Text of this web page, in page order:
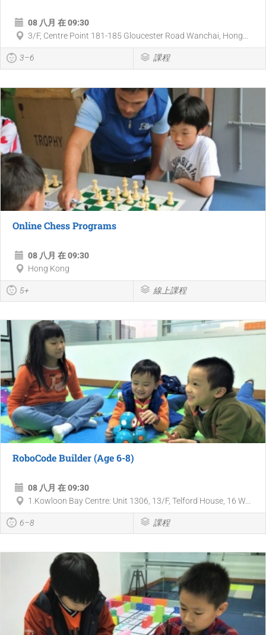
08 八月 在 09:30
3/F, Centre Point 181-185 Gloucester Road Wanchai, Hong...
3–6 課程
Online Chess Programs
08 八月 在 09:30
Hong Kong
5+ 線上課程
RoboCode Builder (Age 6-8)
08 八月 在 09:30
1.Kowloon Bay Centre: Unit 1306, 13/F, Telford House, 16 W...
6–8 課程